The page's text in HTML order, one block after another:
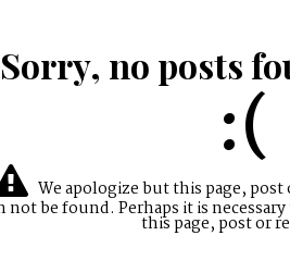
Sorry, no posts
:(
We apologize but this page,
not be found. Perhaps it is
this page, post or